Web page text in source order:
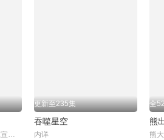
鲤,刘晴,赵双,楚越,阎么么,宣晓鸣
更新至235集
吞噬星空
内详
全
熊
熊